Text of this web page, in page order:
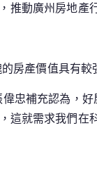
推動廣州房地產
房產價值具有較
忠補充認為，
這就需求我們在